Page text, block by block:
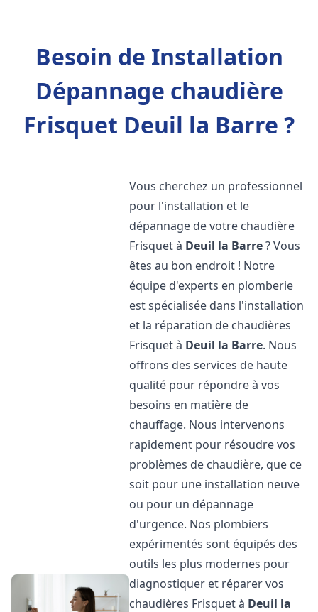
Besoin de Installation
Dépannage chaudière
Frisquet Deuil la Barre ?
Vous cherchez un professionnel
pour l'installation et le
dépannage de votre chaudière
Frisquet à Deuil la Barre? Vous
êtes au bon endroit ! Notre
équipe d'experts en plomberie
est spécialisée dans l'installation
et la réparation de chaudières
Frisquet à Deuil la Barre. Nous
offrons des services de haute
qualité pour répondre à vos
besoins en matière de
chauffage. Nous intervenons
rapidement pour résoudre vos
problèmes de chaudière, que ce
soit pour une installation neuve
ou pour un dépannage
d'urgence. Nos plombiers
expérimentés sont équipés des
outils les plus modernes pour
diagnostiquer et réparer vos
chaudières Frisquet à Deuil la